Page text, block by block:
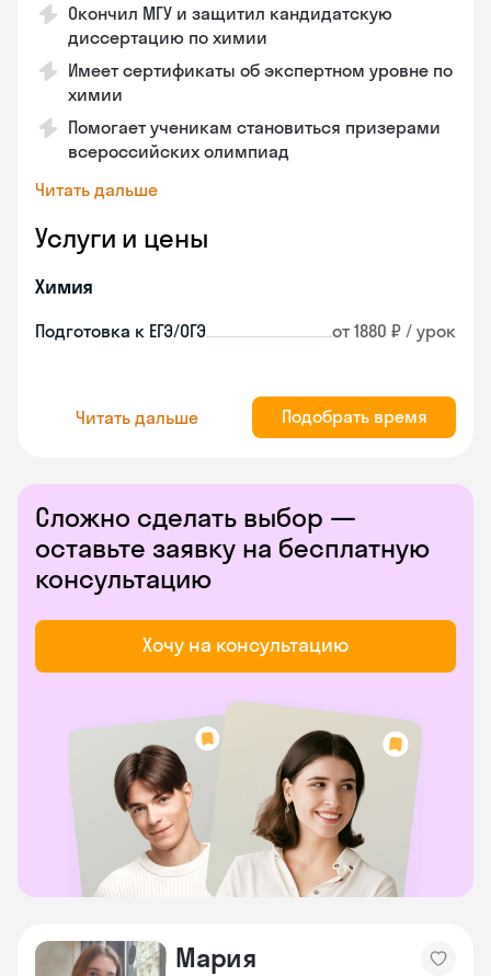
Окончил МГУ и защитил кандидатскую
диссертацию по химии
Имеет сертификаты об экспертном уровне по
химии
Помогает ученикам становиться призерами
всероссийских олимпиад
Читать дальше
Услуги и цены
Химия
Подготовка к ЕГЭ/ОГЭ от 1880 ₽ / урок
Читать дальше Подобрать время
Сложно сделать выбор —
оставьте заявку на бесплатную
консультацию
Хочу на консультацию
Мария